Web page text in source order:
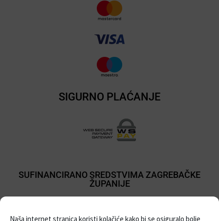
Naša internet stranica koristi kolačiće kako bi se osiguralo bolje
SIGURNO PLAĆANJE
SUFINANCIRANO SREDSTVIMA ZAGREBAČKE
ŽUPANIJE